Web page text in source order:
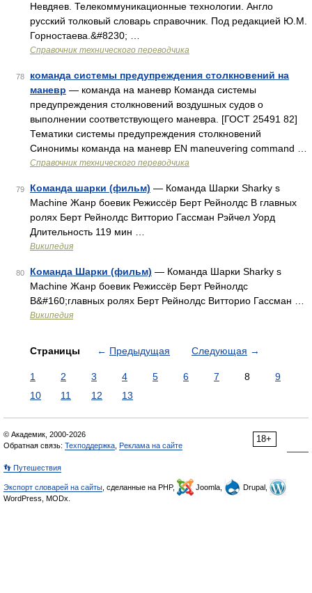
Невдяев. Телекоммуникационные технологии. Англо
русский толковый словарь справочник. Под редакцией Ю.М.
Горностаева.&#8230; …
Справочник технического переводчика
78
команда системы предупреждения столкновений на
маневр — команда на маневр Команда системы
предупреждения столкновений воздушных судов о
выполнении соответствующего маневра. [ГОСТ 25491 82]
Тематики системы предупреждения столкновений
Синонимы команда на маневр EN maneuvering command …
Справочник технического переводчика
79 Команда шарки (фильм) — Команда Шарки Sharky s
Machine Жанр боевик Режиссёр Берт Рейнолдс В главных
ролях Берт Рейнолдс Витторио Гассман Рэйчел Уорд
Длительность 119 мин …
Википедия
80 Команда Шарки (фильм) — Команда Шарки Sharky s
Machine Жанр боевик Режиссёр Берт Рейнолдс
В&#160;главных ролях Берт Рейнолдс Витторио Гассман …
Википедия
Страницы ← Предыдущая Следующая →
1 2 3 4 5 6 7 8
9
10
11 12 13
18+
© Академик, 2000-2026
Обратная связь: Техподдержка Реклама на сайте
👣 Путешествия
Экспорт словарей на сайты , сделанные на PHP, Joomla,
Drupal,
WordPress, MODx.